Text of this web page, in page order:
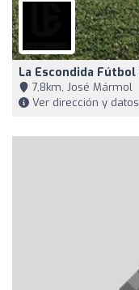
La Escondida Fútbol
7,8km, José Mármol
Ver dirección y